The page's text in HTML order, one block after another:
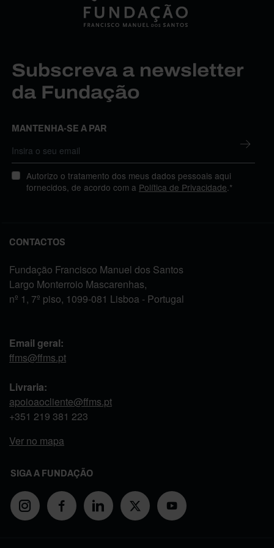
Subscreva a newsletter
da Fundação
MANTENHA-SE A PAR
Autorizo o tratamento dos meus dados pessoais aqui
fornecidos, de acordo com a Política de Privacidade .*
CONTACTOS
Fundação Francisco Manuel dos Santos
Largo Monterroio Mascarenhas,
nº 1, 7º piso, 1099-081 Lisboa - Portugal
Email geral:
ffms@ffms.pt
Livraria:
apoioaocliente@ffms.pt
+351 219 381 223
Ver no mapa
SIGA A FUNDAÇÃO